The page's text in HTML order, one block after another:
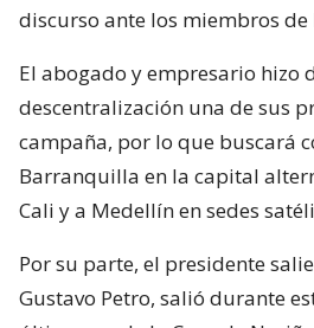
discurso ante los miembros
El abogado y empresario hizo
descentralización una de sus
campaña, por lo que buscará
Barranquilla en la capital
Cali y a Medellín en sedes
Por su parte, el presidente
Gustavo Petro, salió durante